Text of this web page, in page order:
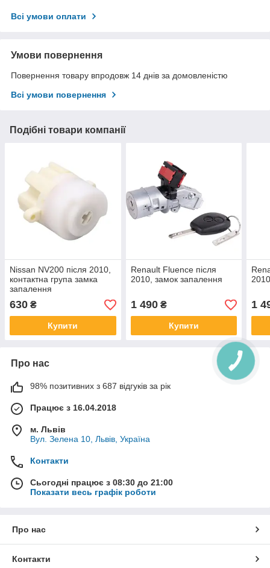
Всі умови оплати
Умови повернення
Повернення товару впродовж 14 днів за домовленістю
Всі умови повернення
Подібні товари компанії
Nissan NV200 після 2010,
контактна група замка
запалення
630 ₴
Купити
Renault Fluence після
2010, замок запалення
1 490₴
Купити
1
Про нас
98% позитивних з 687 відгуків за рік
Працює з 16.04.2018
м. Львів
Вул. Зелена 10, Львів, Україна
Контакти
Сьогодні працює з 08:30 до 21:00
Показати весь графік роботи
Про нас
Контакти